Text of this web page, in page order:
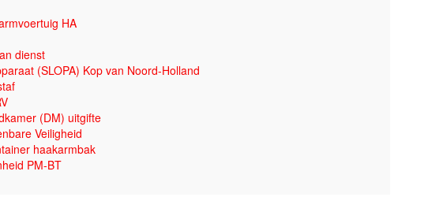
HA
dienst
(SLOPA) Kop van Noord-Holland
(DM) uitgifte
Veiligheid
haakarmbak
PM-BT